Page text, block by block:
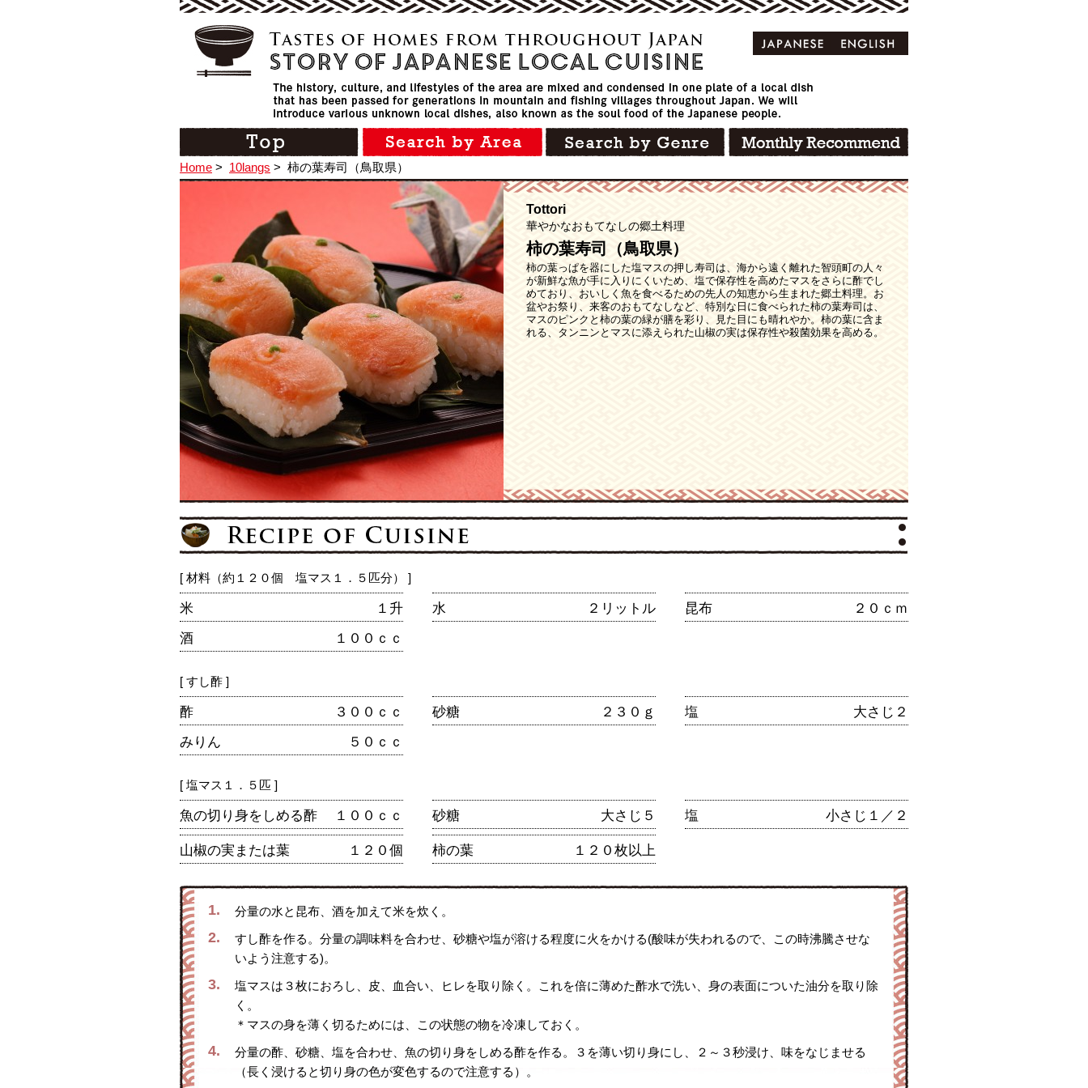
Home > 10langs > 柿の葉寿司（鳥取県）
Tottori
華やかなおもてなしの郷土料理
柿の葉寿司（鳥取県）
柿の葉っぱを器にした塩マスの押し寿司は、海から遠く離れた智頭町の人々
が新鮮な魚が手に入りにくいため、塩で保存性を高めたマスをさらに酢でし
めており、おいしく魚を食べるための先人の知恵から生まれた郷土料理。お
盆やお祭り、来客のおもてなしなど、特別な日に食べられた柿の葉寿司は、
マスのピンクと柿の葉の緑が膳を彩り、見た目にも晴れやか。柿の葉に含ま
れる、タンニンとマスに添えられた山椒の実は保存性や殺菌効果を高める。
[ 材料（約１２０個 塩マス１．５匹分） ]
米 １升 水 ２リットル 昆布
２０ｃｍ
酒
１００ｃｃ
[ すし酢 ]
酢 ３００ｃｃ 砂糖 ２３０ｇ 塩
大さじ２
みりん
５０ｃｃ
[ 塩マス１．５匹 ]
魚の切り身をしめる酢 １００ｃｃ 砂糖 大さじ５ 塩 小さじ１／２
山椒の実または葉 １２０個 柿の葉 １２０枚以上
1. 分量の水と昆布、酒を加えて米を炊く。
2.
すし酢を作る。分量の調味料を合わせ、砂糖や塩が溶ける程度に火をかける(酸味が失われるので、この時沸騰させな
いよう注意する)。
3.
塩マスは３枚におろし、皮、血合い、ヒレを取り除く。これを倍に薄めた酢水で洗い、身の表面についた油分を取り除
く。
＊マスの身を薄く切るためには、この状態の物を冷凍しておく。
4.
分量の酢、砂糖、塩を合わせ、魚の切り身をしめる酢を作る。３を薄い切り身にし、２～３秒浸け、味をなじませる
（長く浸けると切り身の色が変色するので注意する）。